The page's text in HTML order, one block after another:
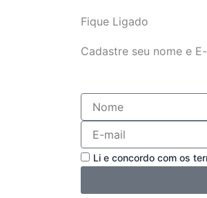
Fique Ligado
Cadastre seu nome e
Nome
E-
mail
AceiteLi e concordo com os